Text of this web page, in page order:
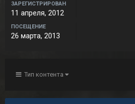
ЗАРЕГИСТРИРОВАН
11 апреля, 2012
ПОСЕЩЕНИЕ
26 марта, 2013
Тип контента